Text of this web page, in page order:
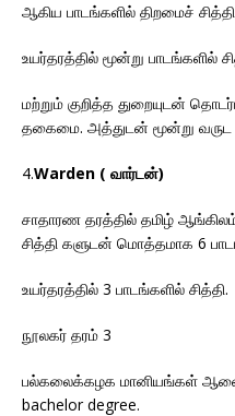
ஆகிய பாடங்களில் திறமைச்
உயர்தரத்தில் மூன்று பாடங்களில்
மற்றும் குறித்த துறையுடன்
தகைமை. அத்துடன் மூன்று
4.Warden ( வார்டன்)
சாதாரண தரத்தில் தமிழ்
சித்தி களுடன் மொத்தமாக 6
உயர்தரத்தில் 3 பாடங்களில் சித்தி.
நூலகர் தரம் 3
பல்கலைக்கழக மானியங்கள்
bachelor degree.